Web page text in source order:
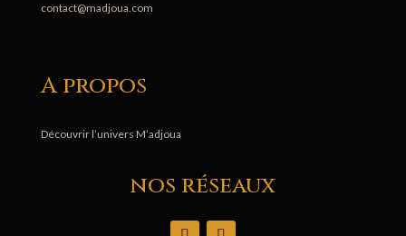
contact@madjoua.com
A propos
Découvrir l’univers M’adjoua
nos réseaux